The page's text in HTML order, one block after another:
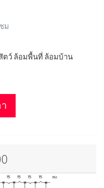
ม
ตว์ ล้อมพื้นที่ ล้อมบ้าน